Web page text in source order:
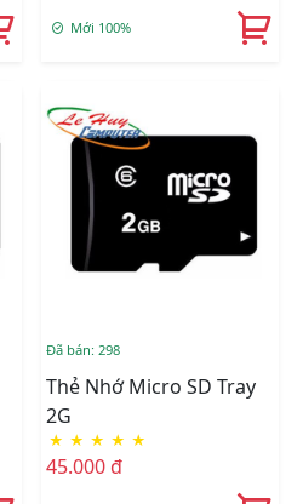
Mới 100%
Đã bán: 298
Thẻ Nhớ Micro SD Tray
2G
★ ★ ★ ★ ★
45.000 đ